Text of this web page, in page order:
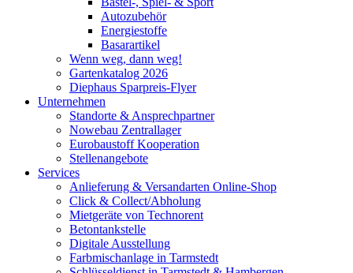
Autozubehör
Energiestoffe
Basarartikel
Wenn weg, dann weg!
Gartenkatalog 2026
Diephaus Sparpreis-Flyer
Unternehmen
Standorte & Ansprechpartner
Nowebau Zentrallager
Eurobaustoff Kooperation
Stellenangebote
Services
Anlieferung & Versandarten Online-Shop
Click & Collect/Abholung
Mietgeräte von Technorent
Betontankstelle
Digitale Ausstellung
Farbmischanlage in Tarmstedt